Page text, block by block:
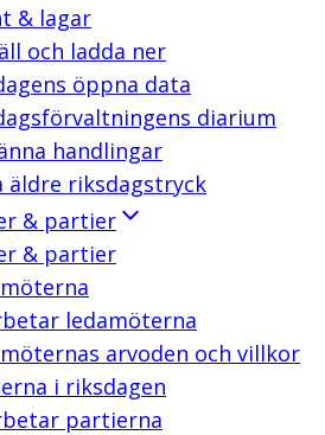
& lagar
och ladda ner
öppna data
diarium
handlingar
äldre riksdagstryck
& partier
& partier
ledamöterna
arvoden och villkor
i riksdagen
partierna